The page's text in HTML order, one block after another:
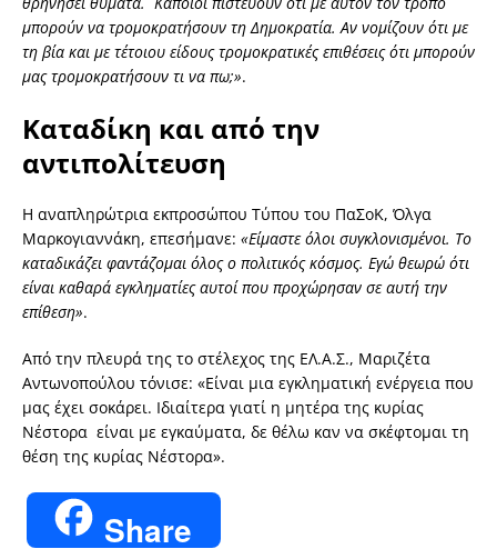
μπορούν να τρομοκρατήσουν τη Δημοκρατία. Αν νομίζουν ότι με
τη βία και με τέτοιου είδους τρομοκρατικές επιθέσεις ότι μπορούν
μας τρομοκρατήσουν τι να πω;».
Καταδίκη και από την
αντιπολίτευση
Η αναπληρώτρια εκπροσώπου Τύπου του ΠαΣοΚ, Όλγα
Μαρκογιαννάκη, επεσήμανε: «Είμαστε όλοι συγκλονισμένοι. Το
καταδικάζει φαντάζομαι όλος ο πολιτικός κόσμος. Εγώ θεωρώ ότι
είναι καθαρά εγκληματίες αυτοί που προχώρησαν σε αυτή την
επίθεση».
Από την πλευρά της το στέλεχος της ΕΛ.Α.Σ., Μαριζέτα
Αντωνοπούλου τόνισε: «Είναι μια εγκληματική ενέργεια που
μας έχει σοκάρει. Ιδιαίτερα γιατί η μητέρα της κυρίας
Νέστορα είναι με εγκαύματα, δε θέλω καν να σκέφτομαι τη
θέση της κυρίας Νέστορα».
Share